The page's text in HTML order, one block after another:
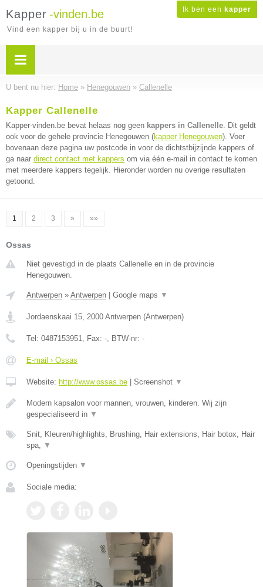
Ik ben een kapper
Kapper -vinden.be
Vind een kapper bij u in de buurt!
U bent nu hier: Home » Henegouwen » Callenelle
Kapper Callenelle
Kapper-vinden.be bevat helaas nog geen kappers in Callenelle. Dit geldt
ook voor de gehele provincie Henegouwen (kapper Henegouwen). Voer
bovenaan deze pagina uw postcode in voor de dichtstbijzijnde kappers of
ga naar direct contact met kappers om via één e-mail in contact te komen
met meerdere kappers tegelijk. Hieronder worden nu overige resultaten
getoond.
1 2 3 » »»
Ossas
Niet gevestigd in de plaats Callenelle en in de provincie
Henegouwen.
Antwerpen » Antwerpen Google maps ▼
Jordaenskaai 15, 2000 Antwerpen (Antwerpen)
Tel: 0487153951, Fax: -, BTW-nr: -
E-mail › Ossas
Website: http://www.ossas.be Screenshot ▼
Modern kapsalon voor mannen, vrouwen, kinderen. Wij zijn
gespecialiseerd in ▼
Snit, Kleuren/highlights, Brushing, Hair extensions, Hair botox, Hair
spa, ▼
Openingstijden ▼
Sociale media: